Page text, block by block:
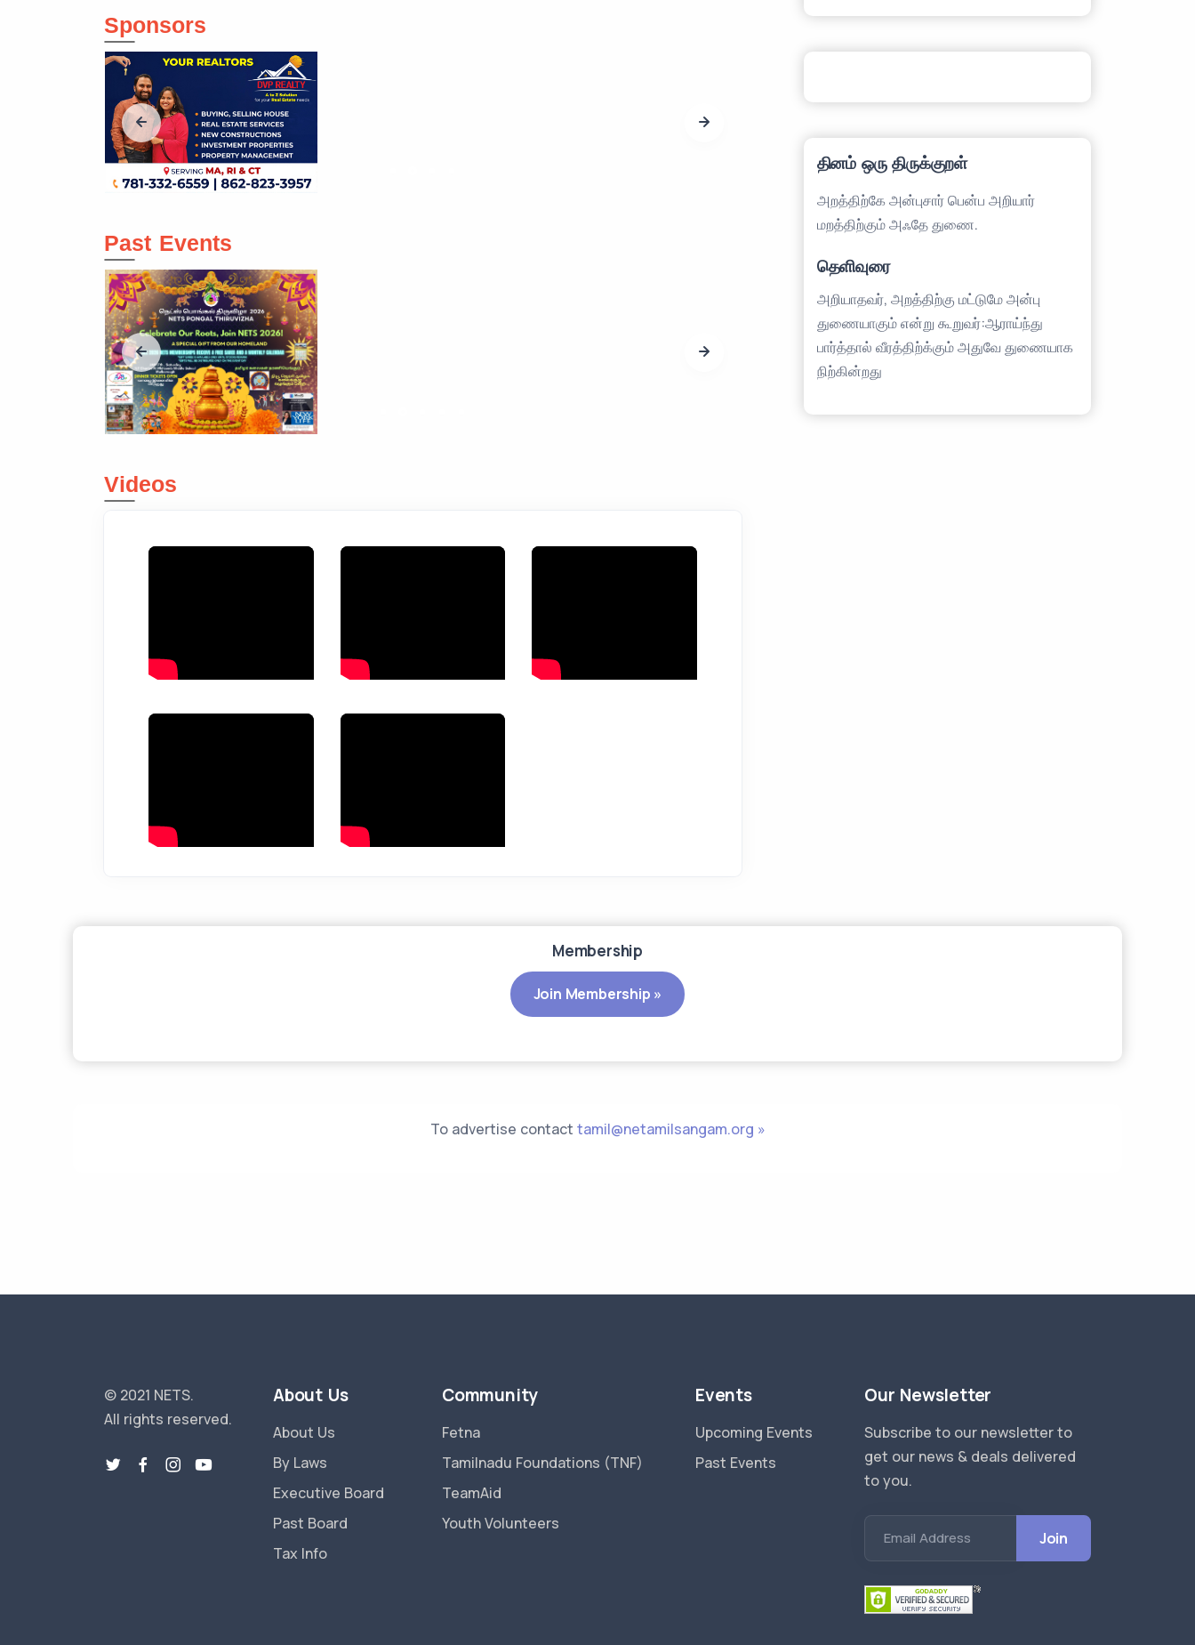
Sponsors
Past Events
Videos
தினம் ஒரு திருக்குறள்
அறத்திற்கே அன்புசார் பென்ப அறியார்
மறத்திற்கும் அஃதே துணை.
தெளிவுரை
அறியாதவர், அறத்திற்கு மட்டுமே அன்பு
துணையாகும் என்று கூறுவர்:ஆராய்ந்து
பார்த்தால் வீரத்திற்க்கும் அதுவே துணையாக
நிற்கின்றது
Membership
Join Membership »
To advertise contact tamil@netamilsangam.org »
© 2021 NETS.
All rights reserved.
About Us
About Us
By Laws
Executive Board
Past Board
Tax Info
Community
Fetna
Tamilnadu Foundations (TNF)
TeamAid
Youth Volunteers
Events
Upcoming Events
Past Events
Our Newsletter
Subscribe to our newsletter to
get our news & deals delivered
to you.
Email Address